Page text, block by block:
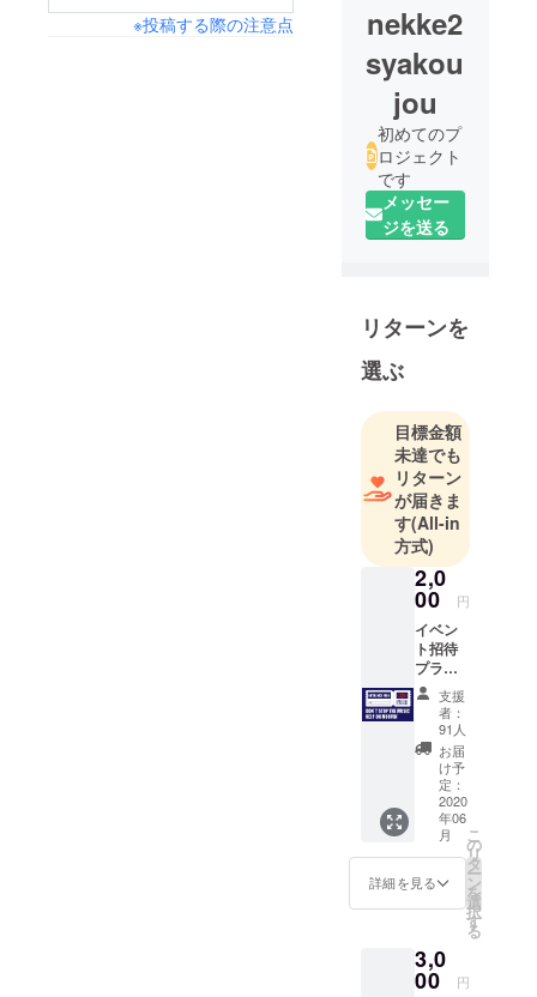
※投稿する際の注意点
nekke2
syakou
jou
初めてのプ
ロジェクト
です
メッセー
ジを送る
リターンを
選ぶ
目標金額
未達でも
リターン
が届きま
す(All-in
方式)
2,0
00 円
イベン
ト招待
プラン
(営業再
開後、
お好き
なイベ
ントに1
度ご招
待させ
て頂き
ます。
＋1ドリ
ンクご
提供。)
支援
者：
91人
お届
け予
定：
2020
年06
月
詳細を見る
こ
の
リ
タ
ー
ン
を
選
択
す
る
3,0
00 円